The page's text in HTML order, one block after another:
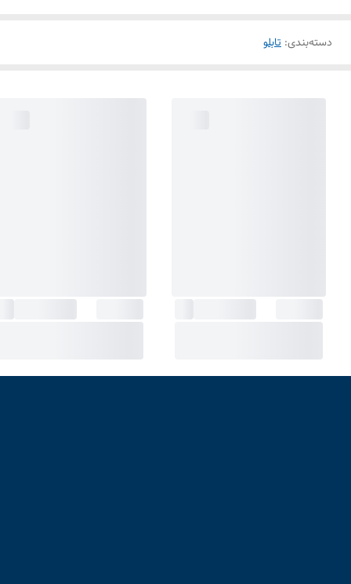
دسته‌بندی: تابلو